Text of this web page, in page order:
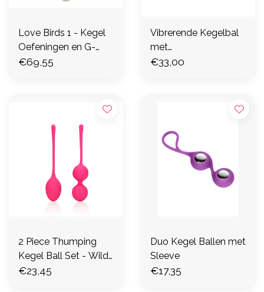
Love Birds 1 - Kegel
Oefeningen en G-
spot Stimulatie - Wit
€69,55
Vibrerende Kegelbal
met
Afstandsbediening -
€33,00
2 Piece Thumping
Kegel Ball Set - Wilde
Aardbei
€23,45
Duo Kegel Ballen met
Sleeve
€17,35